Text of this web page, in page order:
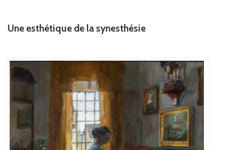
Une esthétique de la synesthésie